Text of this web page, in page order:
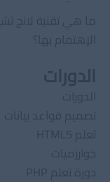
الإهتمام بها؟
الدورات
الدورات
تصميم قواعد بيانات
تعلم HTML5
خوارزميات
دورة تعلم PHP